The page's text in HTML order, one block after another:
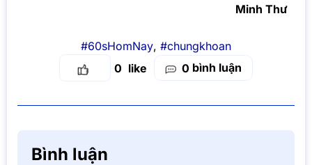
Minh Thư
#60sHomNay, #chungkhoan
0
0 bình luận
Bình luận